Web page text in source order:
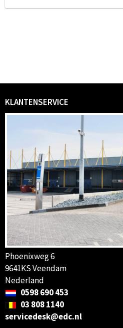
KLANTENSERVICE
Phoenixweg 6
9641KS Veendam
Nederland
0598 690 453
03 808 1140
servicedesk@edc.nl